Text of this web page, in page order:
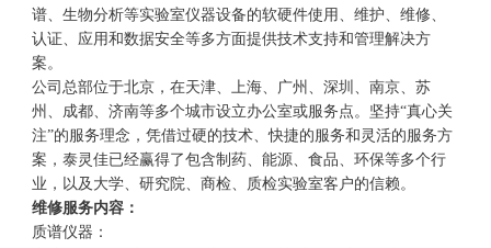
谱、生物分析等实验室仪器设备的软硬件使用、维护、维修、
认证、应用和数据安全等多方面提供技术支持和管理解决方
案。
公司总部位于北京，在天津、上海、广州、深圳、南京、苏
州、成都、济南等多个城市设立办公室或服务点。坚持“真心关
注”的服务理念，凭借过硬的技术、快捷的服务和灵活的服务方
案，泰灵佳已经赢得了包含制药、能源、食品、环保等多个行
业，以及大学、研究院、商检、质检实验室客户的信赖。
维修服务内容：
质谱仪器：